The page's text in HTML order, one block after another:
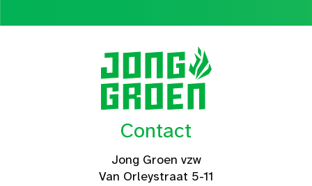
Contact
Jong Groen vzw
Van Orleystraat 5-11